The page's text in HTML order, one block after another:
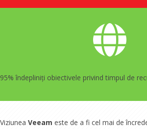
95% îndepliniți obiectivele privind timpul de
Viziunea Veeam este de a fi cel mai de